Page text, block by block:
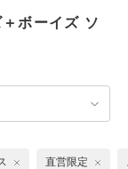
ボーイズ ソ
直営限定